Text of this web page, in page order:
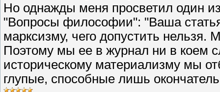
Но однажды меня просветил один
"Вопросы философии": "Ваша
марксизму, чего допустить
Поэтому мы ее в журнал ни в коем
историческому материализму мы
глупые, способные лишь